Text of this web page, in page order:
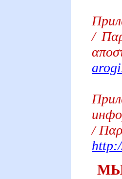
/
/
МЫ